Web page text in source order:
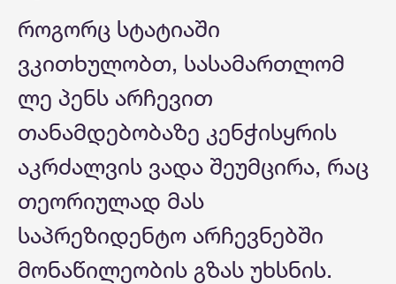
როგორც სტატიაში
ვკითხულობთ, სასამართლომ
ლე პენს არჩევით
თანამდებობაზე კენჭისყრის
აკრძალვის ვადა შეუმცირა, რაც
თეორიულად მას
საპრეზიდენტო არჩევნებში
მონაწილეობის გზას უხსნის.